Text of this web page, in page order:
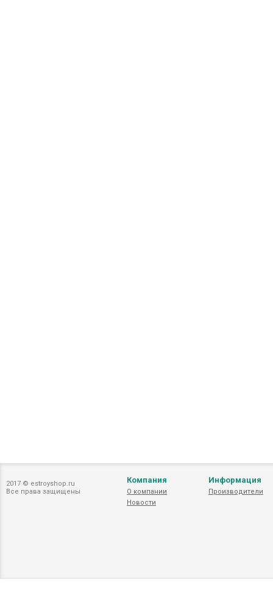
2017 © estroyshop.ru
Все права защищены
Компания
О компании
Новости
Информация
Производители